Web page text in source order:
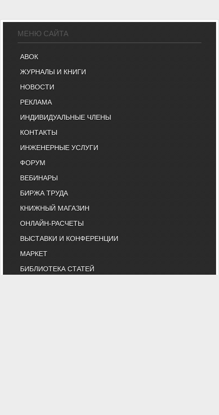
МЕНЮ САЙТА
АВОК
ЖУРНАЛЫ И КНИГИ
НОВОСТИ
РЕКЛАМА
ИНДИВИДУАЛЬНЫЕ ЧЛЕНЫ
КОНТАКТЫ
ИНЖЕНЕРНЫЕ УСЛУГИ
ФОРУМ
ВЕБИНАРЫ
БИРЖА ТРУДА
КНИЖНЫЙ МАГАЗИН
ОНЛАЙН-РАСЧЕТЫ
ВЫСТАВКИ И КОНФЕРЕНЦИИ
МАРКЕТ
БИБЛИОТЕКА СТАТЕЙ